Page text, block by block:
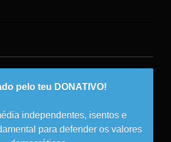
pelo teu DONATIVO!
independentes, isentos e
para defender os valores